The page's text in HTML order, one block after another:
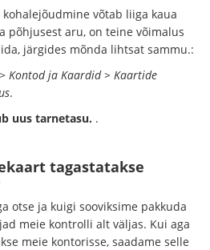
võtab liiga kaua
põhjusest aru, on teine võimalus
järgides mõnda lihtsat sammu.:
Kontod ja Kaardid > Kaartide
.
uus tarnetasu. .
tagastatakse
otse ja kuigi sooviksime pakkuda
meie kontrolli alt väljas. Kui aga
meie kontorisse, saadame selle